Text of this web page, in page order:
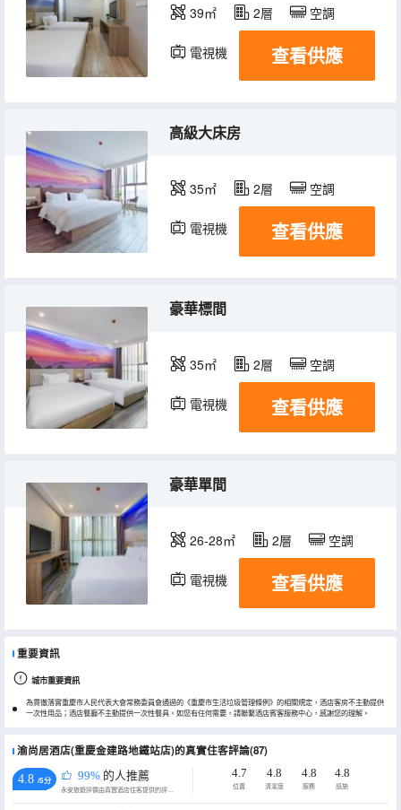
39㎡ 2層 空調
電視機 查看供應
高級大床房
35㎡ 2層 空調
電視機 查看供應
豪華標間
35㎡ 2層 空調
電視機 查看供應
豪華單間
26-28㎡ 2層 空調
電視機 冰箱
查看供應
重要資訊
城市重要資訊
為貫徹落實重慶市人民代表大會常務委員會通過的《重慶市生活垃圾管理條例》的相關規定，酒店客房不主動提供
一次性用品；酒店餐廳不主動提供一次性餐具。如您有任何需要，請聯繫酒店賓客服務中心，感謝您的理解。
渝尚居酒店(重慶金建路地鐵站店)的真實住客評論(87)
4.8 /5分 99% 的人推薦
永安旅遊評價由真實酒店住客提供的評價。
4.7
位置
4.8
清潔度
4.8
服務
4.8
設施